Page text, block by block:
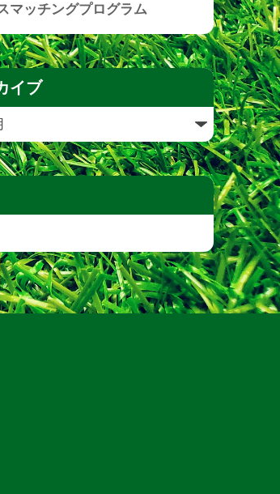
マッチングプログラム
イブ